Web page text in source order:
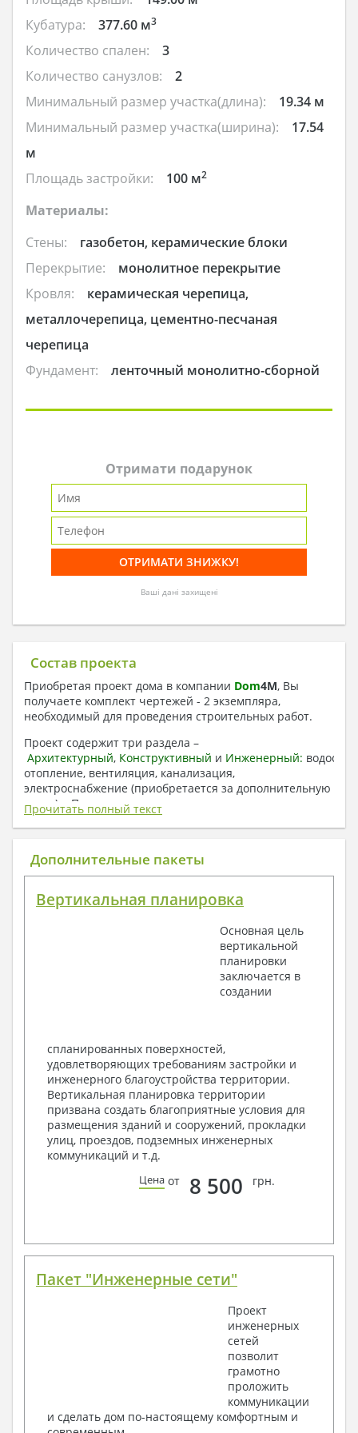
Кубатура: 377.60 м3
Количество спален:
3
Количество санузлов:
2
Минимальный размер участка(длина):
19.34 м
Минимальный размер участка(ширина):
17.54
м
Площадь застройки:
100 м2
Материалы:
Стены:
газобетон, керамические блоки
Перекрытие:
монолитное перекрытие
Кровля:
керамическая черепица,
металлочерепица, цементно-песчаная
черепица
Фундамент:
ленточный монолитно-сборной
Отримати подарунок
Ваші дані захищені
Состав проекта
Приобретая проект дома в компании Dom4M, Вы
получаете комплект чертежей - 2 экземпляра,
необходимый для проведения строительных работ.
Проект содержит три раздела –
Архитектурный, Конструктивный и Инженерный:
отопление, вентиляция, канализация,
электроснабжение (приобретается за дополнительную
плату) + Пояснительная записка.
1. Архитектурный раздел:
Общие данные по проекту
Поэтажные маркировочные планы с
Разрезы и состав конструкций
Фасады с ведомостью внешних отделок
Элементы проемов – спецификация
Ведомость перемычек – сечения и
Архитектурные узлы в конструкциях
2. Конструктивный раздел:
Общие данные по проекту
Схемы расположения и расчеты фундаментов
Элементы каркаса – схемы расположения
Схема расположения перекрытий
Опоры перекрытия на стены или Узлы
Элементы кровли – схемы расположения
3. Инженерный раздел (приобретается по желанию
за дополнительную плату):
Условные обозначения с общими данными
Поэтажная система водоснабжения и
Аксонометрическая схема водоснабжения и
Узлы и спецификация материалов
Отопление, вентиляция
Прочитать полный текст
Дополнительные пакеты
Вертикальная планировка
Основная цель
вертикальной
планировки
заключается в
создании
спланированных поверхностей,
удовлетворяющих требованиям застройки и
инженерного благоустройства территории.
Вертикальная планировка территории
призвана создать благоприятные условия для
размещения зданий и сооружений, прокладки
улиц, проездов, подземных инженерных
коммуникаций и т.д.
Цена от 8 500 грн.
Пакет "Инженерные сети"
Проект
инженерных
сетей
позволит
грамотно
проложить
коммуникации
и сделать дом по-настоящему комфортным и